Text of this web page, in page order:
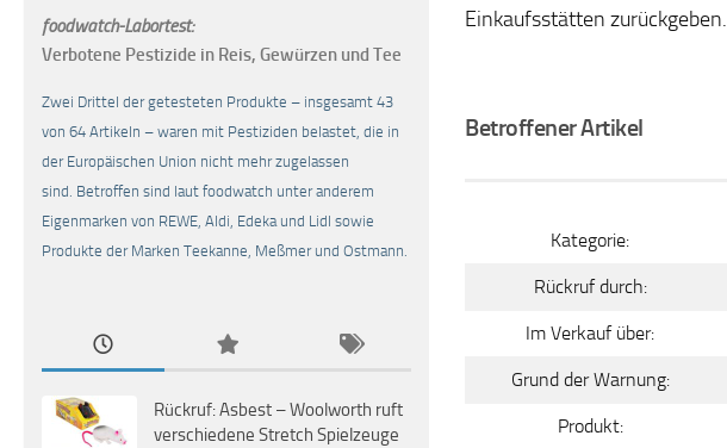
Einkaufsstätten zurückgeben.
Betroffener Artikel
Kategorie:
Rückruf durch:
Im Verkauf über:
Grund der Warnung:
Produkt:
foodwatch-Labortest:
Verbotene Pestizide in Reis, Gewürzen und Tee
Zwei Drittel der getesteten Produkte – insgesamt 43
von 64 Artikeln – waren mit Pestiziden belastet, die in
der Europäischen Union nicht mehr zugelassen
sind. Betroffen sind laut foodwatch unter anderem
Eigenmarken von REWE, Aldi, Edeka und Lidl sowie
Produkte der Marken Teekanne, Meßmer und Ostmann.
Rückruf: Asbest – Woolworth ruft
verschiedene Stretch Spielzeuge